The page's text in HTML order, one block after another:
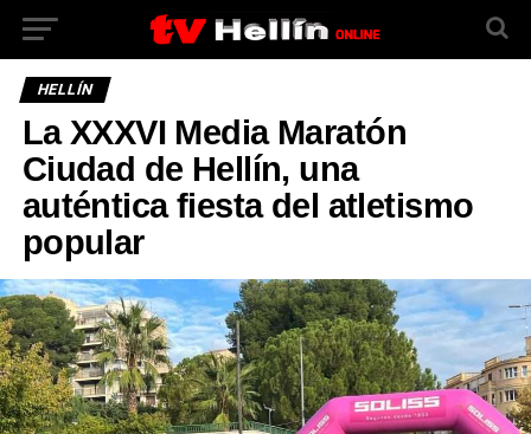
HELLÍN
La XXXVI Media Maratón
Ciudad de Hellín, una
auténtica fiesta del atletismo
popular